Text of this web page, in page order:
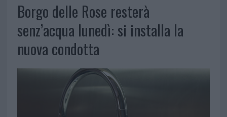
Borgo delle Rose resterà
senz’acqua lunedì: si installa la
nuova condotta